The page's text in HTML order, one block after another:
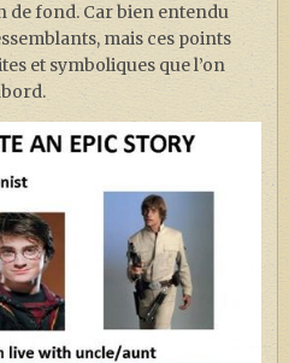
de fond. Car bien entendu
mais ces points
et symboliques que l’on